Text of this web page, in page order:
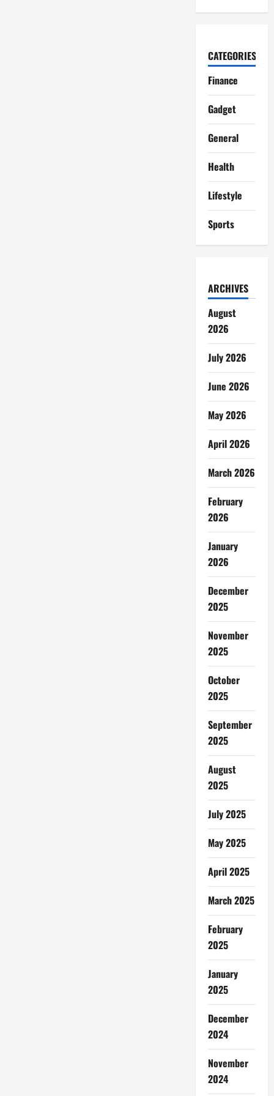
CATEGORIES
Finance
Gadget
General
Health
Lifestyle
Sports
ARCHIVES
August
2026
July 2026
June 2026
May 2026
April 2026
March 2026
February
2026
January
2026
December
2025
November
2025
October
2025
September
2025
August
2025
July 2025
May 2025
April 2025
March 2025
February
2025
January
2025
December
2024
November
2024